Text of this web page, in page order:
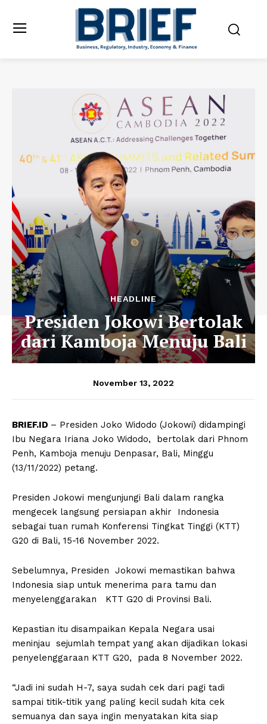
HEADLINE
Presiden Jokowi Bertolak
dari Kamboja Menuju Bali
November 13, 2022
BRIEF.ID – Presiden Joko Widodo (Jokowi) didampingi
Ibu Negara Iriana Joko Widodo, bertolak dari Phnom
Penh, Kamboja menuju Denpasar, Bali, Minggu
(13/11/2022) petang.
Presiden Jokowi mengunjungi Bali dalam rangka
mengecek langsung persiapan akhir Indonesia
sebagai tuan rumah Konferensi Tingkat Tinggi (KTT)
G20 di Bali, 15-16 November 2022.
Sebelumnya, Presiden Jokowi memastikan bahwa
Indonesia siap untuk menerima para tamu dan
menyelenggarakan KTT G20 di Provinsi Bali.
Kepastian itu disampaikan Kepala Negara usai
meninjau sejumlah tempat yang akan dijadikan lokasi
penyelenggaraan KTT G20, pada 8 November 2022.
“Jadi ini sudah H-7, saya sudah cek dari pagi tadi
sampai titik-titik yang paling kecil sudah kita cek
semuanya dan saya ingin menyatakan kita siap